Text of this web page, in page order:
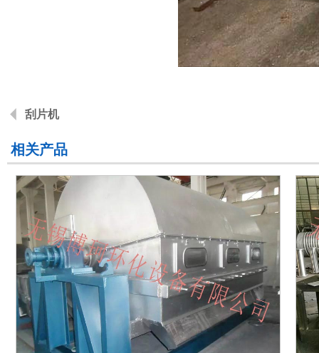
刮片机
相关产品